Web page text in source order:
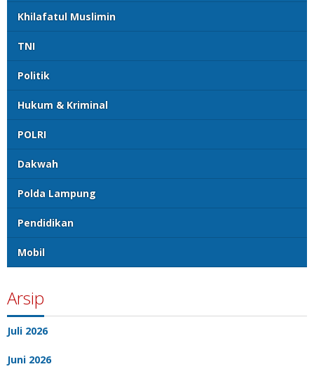
Khilafatul Muslimin
TNI
Politik
Hukum & Kriminal
POLRI
Dakwah
Polda Lampung
Pendidikan
Mobil
Arsip
Juli 2026
Juni 2026